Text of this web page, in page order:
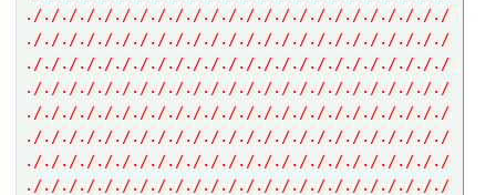
././././././././././././././././././././././././
././././././././././././././././././././././././
././././././././././././././././././././././././
././././././././././././././././././././././././
././././././././././././././././././././././././
././././././././././././././././././././././././
././././././././././././././././././././././././
././././././././././././././././././././././././